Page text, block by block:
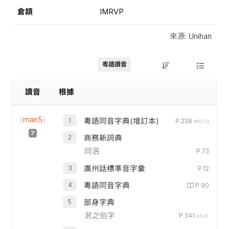
倉頡 IMRVP
來源: Unihan
粵語讀音
讀音 根據
[man5]
7
粵語同音字典(增訂本) P.238 #08274
商務新詞典
同泯
P.73
廣州話標準音字彙 P.12
粵語同音字典 P.90
部身字典
泯之俗字
P.341 #4141